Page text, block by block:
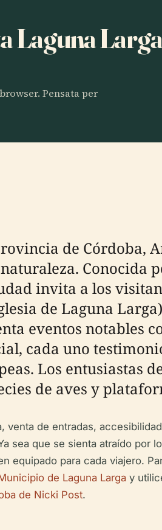
Laguna Larga
Pensata per
de Córdoba,
Conocida
invita a los
de Laguna
eventos notables
cada uno
Los entusiastas
de aves y
venta de entradas,
sea que se sienta atraído
equipado para cada viajero.
de Laguna Larga y
de Nicki Post.